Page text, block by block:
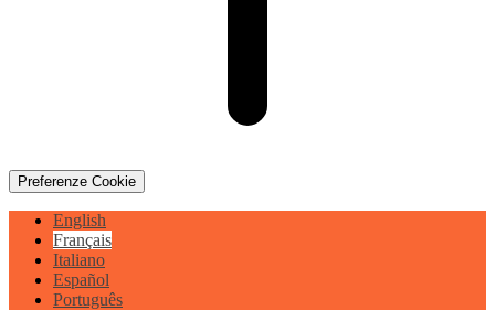
Preferenze Cookie
English
Français
Italiano
Español
Português